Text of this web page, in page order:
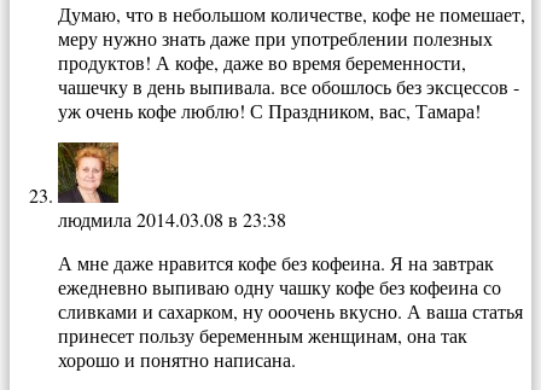
Думаю, что в небольшом количестве, кофе не помешает,
меру нужно знать даже при употреблении полезных
продуктов! А кофе, даже во время беременности,
чашечку в день выпивала. все обошлось без эксцессов -
уж очень кофе люблю! С Праздником, вас, Тамара!
людмила 2014.03.08 в 23:38
А мне даже нравится кофе без кофеина. Я на завтрак
ежедневно выпиваю одну чашку кофе без кофеина со
сливками и сахарком, ну ооочень вкусно. А ваша статья
принесет пользу беременным женщинам, она так
хорошо и понятно написана.